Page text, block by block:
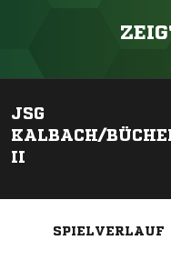
JSG
KALBACH/
II
SPIELVERLAUF